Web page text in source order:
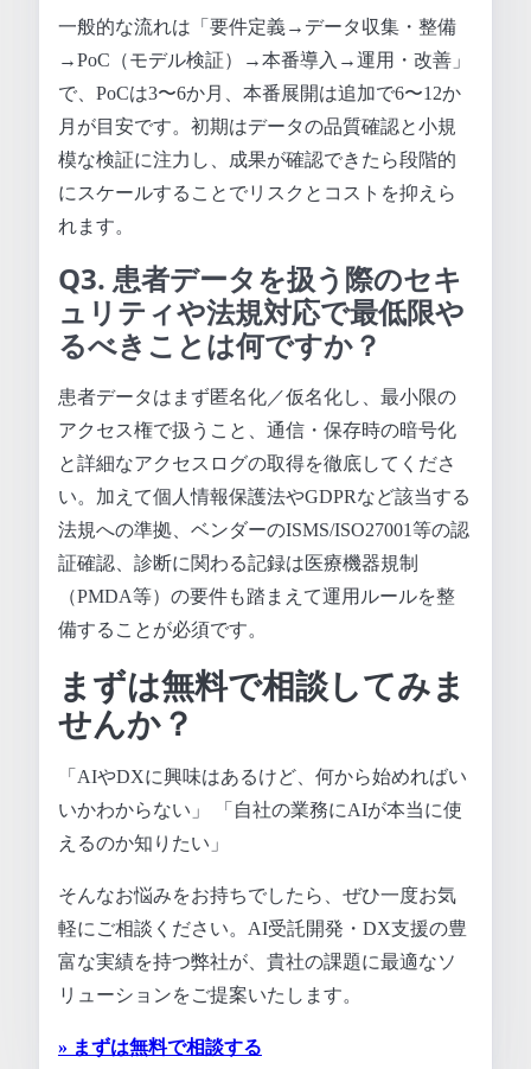
一般的な流れは「要件定義→データ収集・整備
→PoC（モデル検証）→本番導入→運用・改善」
で、PoCは3〜6か月、本番展開は追加で6〜12か
月が目安です。初期はデータの品質確認と小規
模な検証に注力し、成果が確認できたら段階的
にスケールすることでリスクとコストを抑えら
れます。
Q3. 患者データを扱う際のセキ
ュリティや法規対応で最低限や
るべきことは何ですか？
患者データはまず匿名化／仮名化し、最小限の
アクセス権で扱うこと、通信・保存時の暗号化
と詳細なアクセスログの取得を徹底してくださ
い。加えて個人情報保護法やGDPRなど該当する
法規への準拠、ベンダーのISMS/ISO27001等の認
証確認、診断に関わる記録は医療機器規制
（PMDA等）の要件も踏まえて運用ルールを整
備することが必須です。
まずは無料で相談してみま
せんか？
「AIやDXに興味はあるけど、何から始めればい
いかわからない」 「自社の業務にAIが本当に使
えるのか知りたい」
そんなお悩みをお持ちでしたら、ぜひ一度お気
軽にご相談ください。AI受託開発・DX支援の豊
富な実績を持つ弊社が、貴社の課題に最適なソ
リューションをご提案いたします。
» まずは無料で相談する